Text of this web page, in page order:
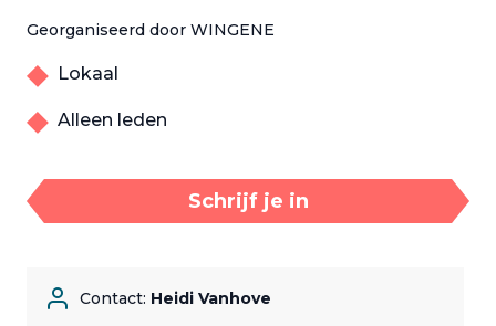
Georganiseerd door WINGENE
Lokaal
Alleen leden
Schrijf je in
Contact: Heidi Vanhove